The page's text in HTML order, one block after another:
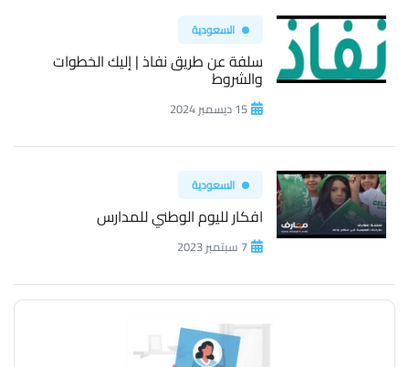
السعودية
سلفة عن طريق نفاذ | إليك الخطوات
والشروط
15 ديسمبر 2024
السعودية
افكار لليوم الوطني للمدارس
7 سبتمبر 2023